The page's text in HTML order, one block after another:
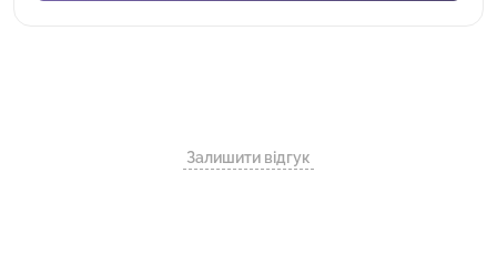
Залишити відгук